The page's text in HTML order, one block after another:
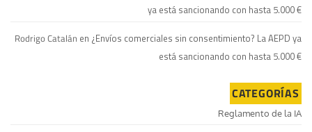
ya está sancionando con hasta 5.000 €
Rodrigo Catalán en ¿Envíos comerciales sin consentimiento? La AEPD ya
está sancionando con hasta 5.000 €
CATEGORÍAS
Reglamento de la IA